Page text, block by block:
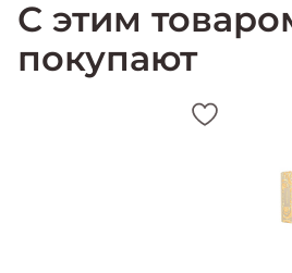
Тип аромата: древесно-цитрусовый
Cодержит ноты:древесина дуба, кедр,
Год выпуска:2010
Производитель:США (USA)
С этим
покупают